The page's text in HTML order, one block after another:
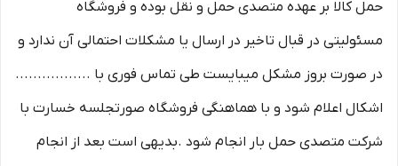
حمل کالا بر عهده متصدی حمل و نقل بوده و فروشگاه
مسئولیتی در قبال تاخیر در ارسال یا مشکلات احتمالی آن ندارد و
در صورت بروز مشکل میبایست طی تماس فوری با .................
اشکال اعلام شود و با هماهنگی فروشگاه صورتجلسه خسارت با
شرکت متصدی حمل بار انجام شود .بدیهی است بعد از انجام